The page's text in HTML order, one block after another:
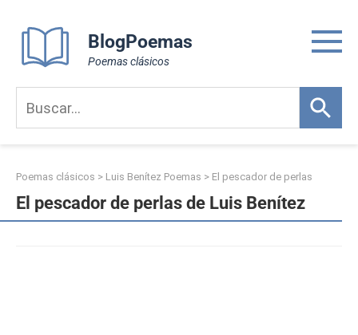
content
BlogPoemas
Poemas clásicos
Poemas clásicos > Luis Benítez Poemas > El pescador de perlas
El pescador de perlas de Luis Benítez